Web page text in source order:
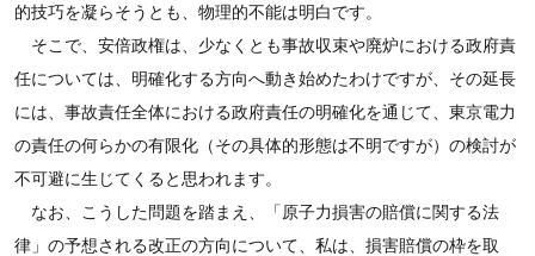
的技巧を凝らそうとも、物理的不能は明白です。
そこで、安倍政権は、少なくとも事故収束や廃炉における政府責
任については、明確化する方向へ動き始めたわけですが、その延長
には、事故責任全体における政府責任の明確化を通じて、東京電力
の責任の何らかの有限化（その具体的形態は不明ですが）の検討が
不可避に生じてくると思われます。
なお、こうした問題を踏まえ、「原子力損害の賠償に関する法
律」の予想される改正の方向について、私は、損害賠償の枠を取